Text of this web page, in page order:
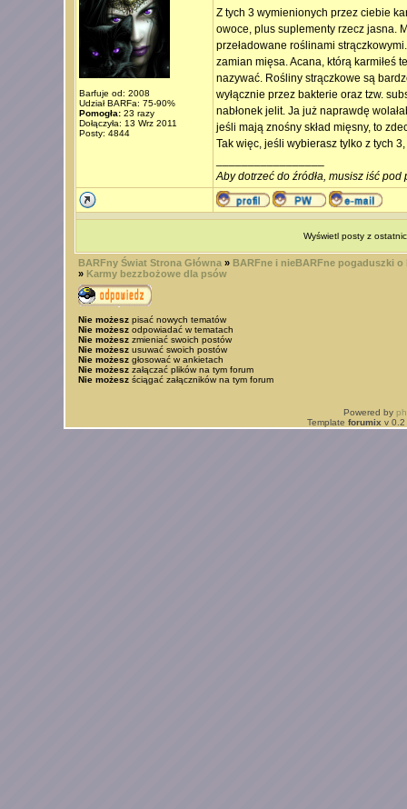
Barfuje od: 2008
Udział BARFa: 75-90%
Pomogła:23 razy
Dołączyła: 13 Wrz 2011
Posty: 4844
Z tych 3 wymienionych przez ciebie
owoce, plus suplementy rzecz jasna.
przeładowane roślinami
zamian mięsa. Acana, którą karmiłeś
nazywać. Rośliny strączkowe są
wyłącznie przez bakterie oraz tzw.
nabłonek jelit. Ja już naprawdę
jeśli mają znośny skład mięsny, to
Tak więc, jeśli wybierasz tylko z tych
Aby dotrzeć do źródła, musisz iść pod
Wyświetl posty z
BARFny Świat Strona Główna» BARFne i nieBARFne pogaduszki o
» Karmy bezzbożowe dla psów
Nie możeszpisać nowych tematów
Nie możeszodpowiadać w tematach
Nie możeszzmieniać swoich postów
Nie możeszusuwać swoich postów
Nie możeszgłosować w ankietach
Nie możeszzałączać plików na tym forum
Nie możeszściągać załączników na tym forum
Powered by
Template forumix v 0.2